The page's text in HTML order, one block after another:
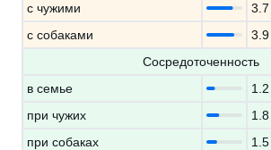
с чужими
3.7
с собаками
3.9
Сосредоточенность
в семье
1.2
при чужих
1.8
при собаках
1.5